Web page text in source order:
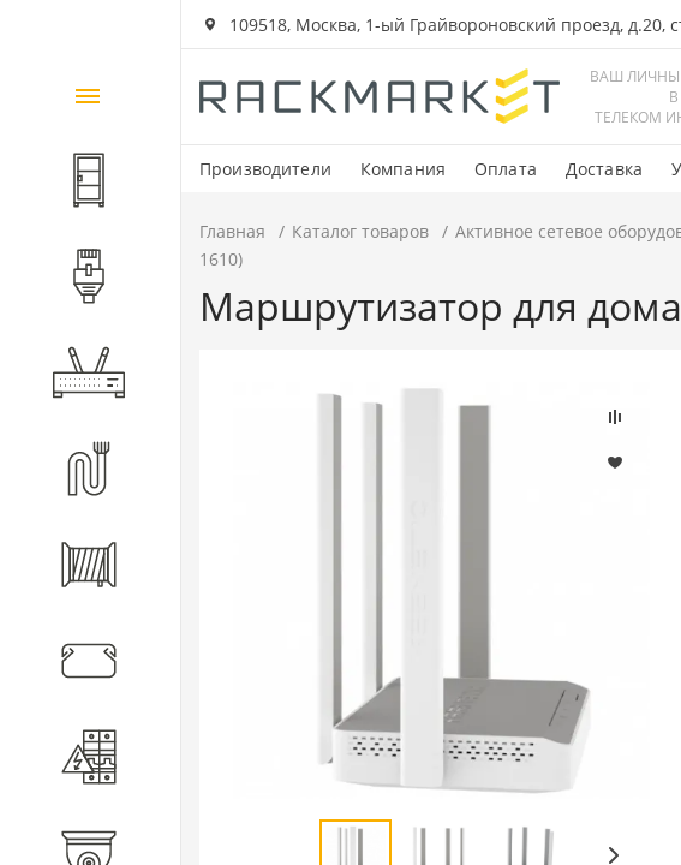
109518, Москва, 1-ый Грайвороновский проезд, д.20,
ВАШ
В
ТЕЛЕКОМ
Производители Компания Оплата Доставка
Каталог
товаров
Шкафы и стойки
Главная Каталог товаров Активное сетевое
1610)
Маршрутизатор для